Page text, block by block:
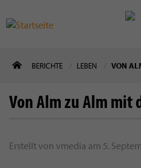
zum
BERICHTE LEBEN VON
Von Alm zu Alm
Erstellt von vmedia am 5.